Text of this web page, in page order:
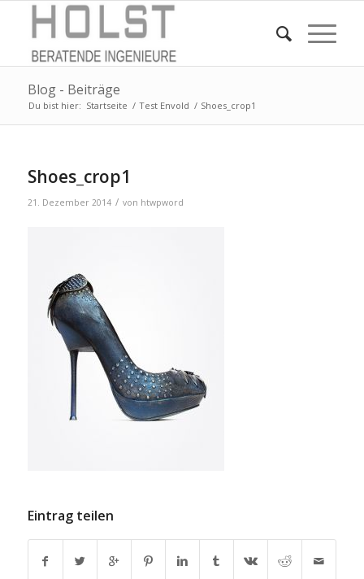
Blog - Beiträge
Du bist hier: Startseite / Test Envold / Shoes_crop1
Shoes_crop1
21. Dezember 2014 / von htwpword
Eintrag teilen